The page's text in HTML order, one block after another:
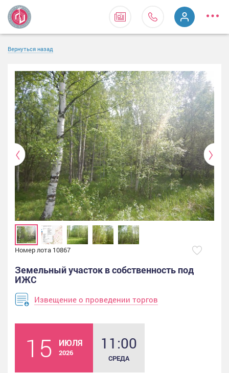
Вернуться назад
Номер лота 10867
Земельный участок в собственность под
ИЖС
Извещение о проведении торгов
15 ИЮЛЯ
2026 11:00
СРЕДА